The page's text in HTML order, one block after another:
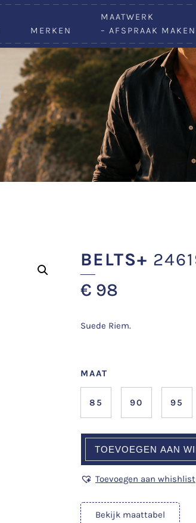
MERKEN
MAATWERK
– AFSPRAAK
BELTS+
€ 98
Suede Riem.
MAAT
85 90 95
TOEVOEGEN AAN
Toevoegen aan whishlist
Bekijk maattabel